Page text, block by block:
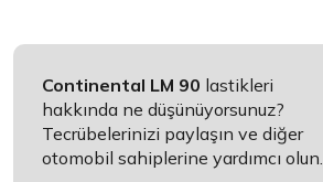
Continental LM 90 lastikleri
hakkında ne düşünüyorsunuz?
Tecrübelerinizi paylaşın ve diğer
otomobil sahiplerine yardımcı olun.